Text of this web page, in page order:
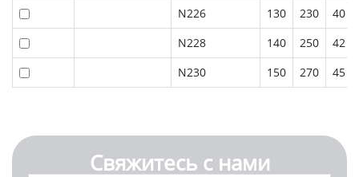
N226
130 230
40
N228
140 250
42
N230
150 270 45
Свяжитесь с нами